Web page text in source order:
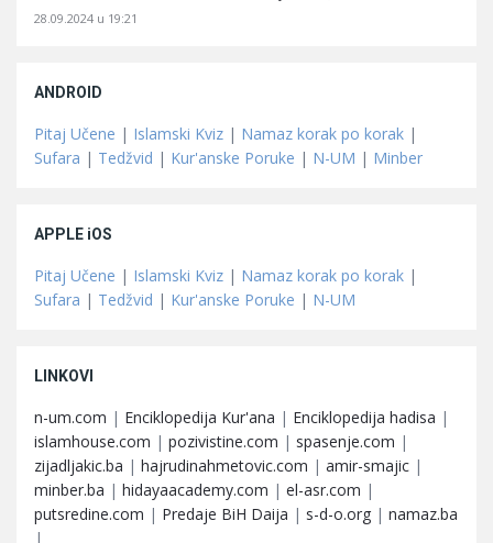
28.09.2024 u 19:21
ANDROID
Pitaj Učene | Islamski Kviz | Namaz korak po korak |
Sufara | Tedžvid | Kur'anske Poruke | N-UM | Minber
APPLE iOS
Pitaj Učene | Islamski Kviz | Namaz korak po korak |
Sufara | Tedžvid | Kur'anske Poruke | N-UM
LINKOVI
n-um.com | Enciklopedija Kur'ana | Enciklopedija hadisa |
islamhouse.com | pozivistine.com | spasenje.com |
zijadljakic.ba | hajrudinahmetovic.com | amir-smajic |
minber.ba | hidayaacademy.com | el-asr.com |
putsredine.com | Predaje BiH Daija | s-d-o.org | namaz.ba
|